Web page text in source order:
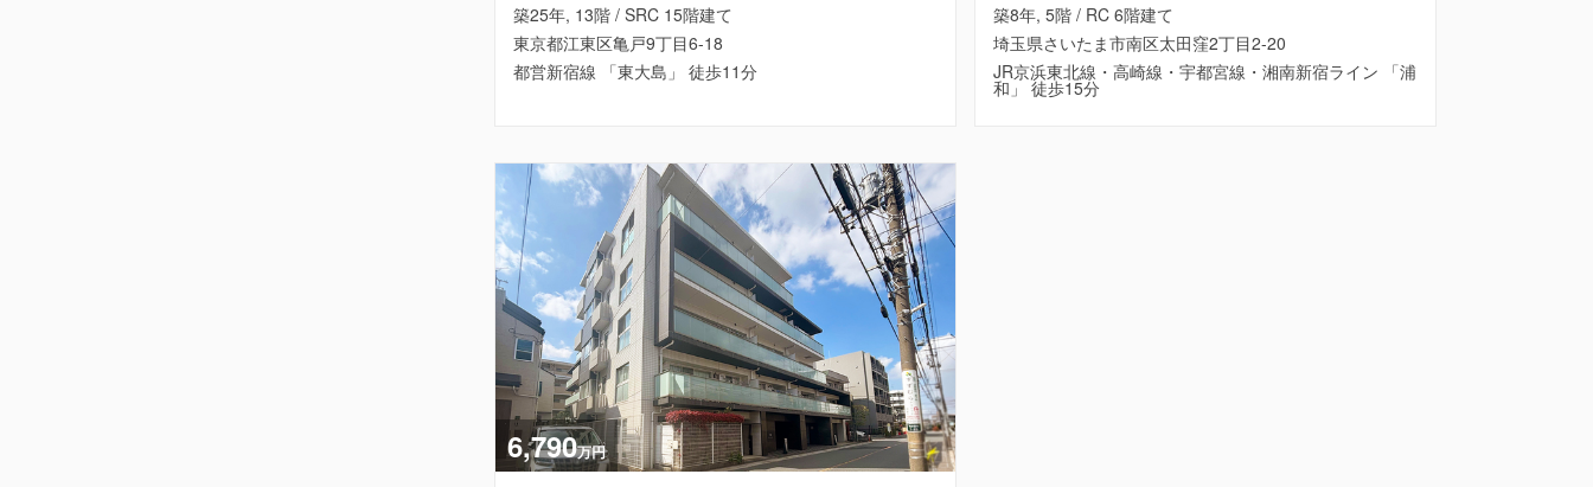
築25年, 13階 / SRC 15階建て
東京都江東区亀戸9丁目6-18
都営新宿線 「東大島」 徒歩11分
築8年, 5階 / RC 6階建て
埼玉県さいたま市南区太田窪2丁目2-20
JR京浜東北線・高崎線・宇都宮線・湘南新宿ライン 「浦
和」 徒歩15分
6,790万円